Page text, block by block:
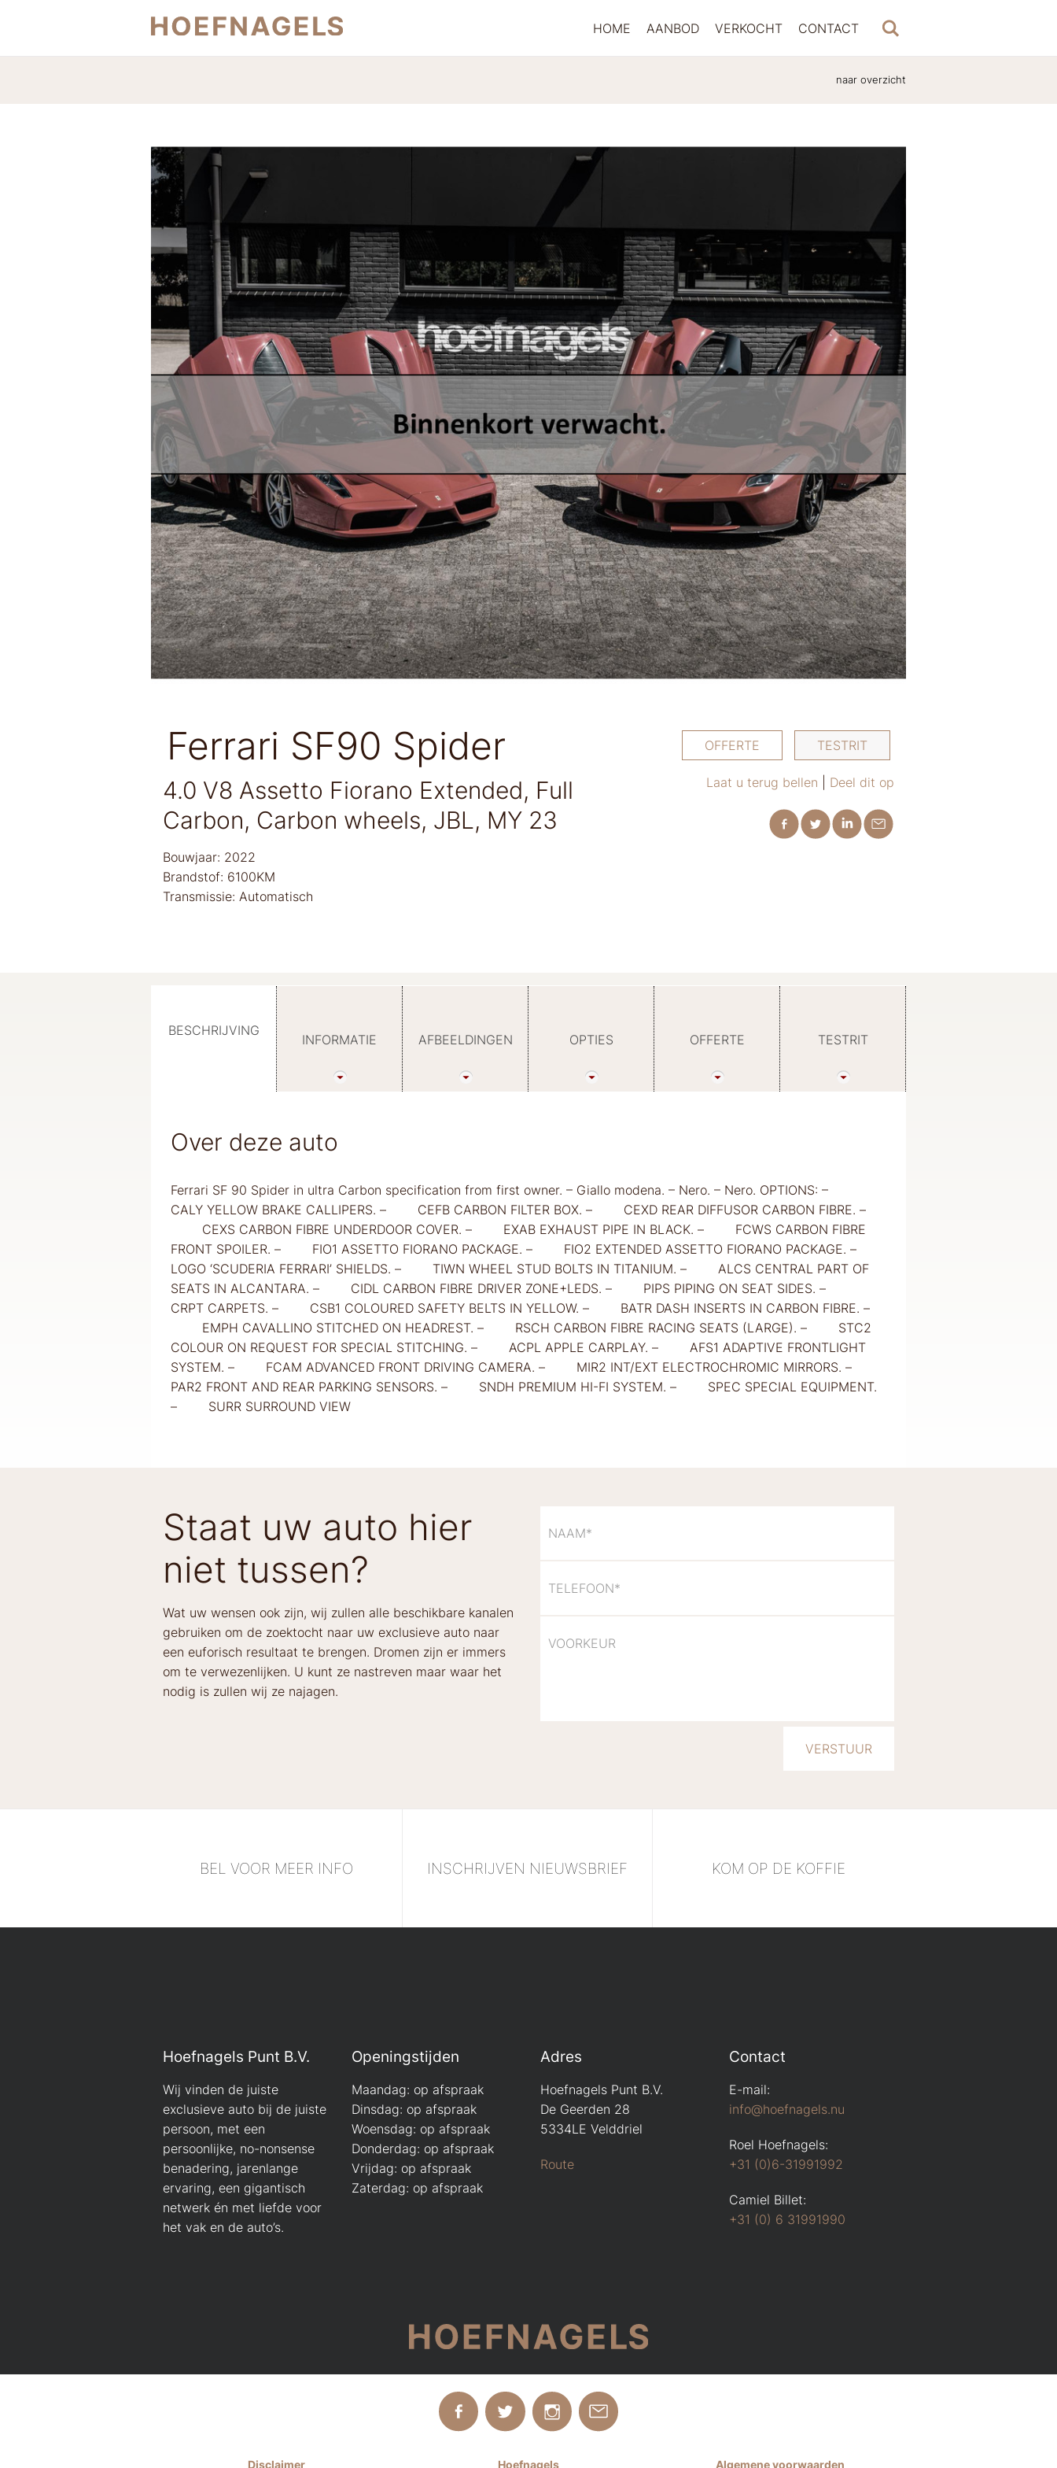
HOME AANBOD VERKOCHT CONTACT
naar overzicht
Ferrari SF90 Spider
4.0 V8 Assetto Fiorano Extended, Full
Carbon, Carbon wheels, JBL, MY 23
Bouwjaar: 2022
Brandstof: 6100KM
Transmissie: Automatisch
OFFERTE TESTRIT
Laat u terug bellen Deel dit op
BESCHRIJVING
INFORMATIE AFBEELDINGEN OPTIES OFFERTE TESTRIT
Over deze auto
Ferrari SF 90 Spider in ultra Carbon specification from first owner. – Giallo modena. – Nero. – Nero. OPTIONS: –
CALY YELLOW BRAKE CALLIPERS. – CEFB CARBON FILTER BOX. – CEXD REAR DIFFUSOR CARBON FIBRE. –
CEXS CARBON FIBRE UNDERDOOR COVER. – EXAB EXHAUST PIPE IN BLACK. – FCWS CARBON FIBRE
FRONT SPOILER. – FIO1 ASSETTO FIORANO PACKAGE. – FIO2 EXTENDED ASSETTO FIORANO PACKAGE. –
LOGO ‘SCUDERIA FERRARI’ SHIELDS. – TIWN WHEEL STUD BOLTS IN TITANIUM. – ALCS CENTRAL PART OF
SEATS IN ALCANTARA. – CIDL CARBON FIBRE DRIVER ZONE+LEDS. – PIPS PIPING ON SEAT SIDES. –
CRPT CARPETS. – CSB1 COLOURED SAFETY BELTS IN YELLOW. – BATR DASH INSERTS IN CARBON FIBRE. –
EMPH CAVALLINO STITCHED ON HEADREST. – RSCH CARBON FIBRE RACING SEATS (LARGE). – STC2
COLOUR ON REQUEST FOR SPECIAL STITCHING. – ACPL APPLE CARPLAY. – AFS1 ADAPTIVE FRONTLIGHT
SYSTEM. – FCAM ADVANCED FRONT DRIVING CAMERA. – MIR2 INT/EXT ELECTROCHROMIC MIRRORS. –
PAR2 FRONT AND REAR PARKING SENSORS. – SNDH PREMIUM HI-FI SYSTEM. – SPEC SPECIAL EQUIPMENT.
– SURR SURROUND VIEW
Staat uw auto hier
niet tussen?
Wat uw wensen ook zijn, wij zullen alle beschikbare kanalen
gebruiken om de zoektocht naar uw exclusieve auto naar
een euforisch resultaat te brengen. Dromen zijn er immers
om te verwezenlijken. U kunt ze nastreven maar waar het
nodig is zullen wij ze najagen.
BEL VOOR MEER INFO INSCHRIJVEN NIEUWSBRIEF KOM OP DE KOFFIE
Hoefnagels Punt B.V.
Wij vinden de juiste
exclusieve auto bij de juiste
persoon, met een
persoonlijke, no-nonsense
benadering, jarenlange
ervaring, een gigantisch
netwerk én met liefde voor
het vak en de auto’s.
Openingstijden
Maandag: op afspraak
Dinsdag: op afspraak
Woensdag: op afspraak
Donderdag: op afspraak
Vrijdag: op afspraak
Zaterdag: op afspraak
Adres
Hoefnagels Punt B.V.
De Geerden 28
5334LE Velddriel
Route
Contact
E-mail:
info@hoefnagels.nu
Roel Hoefnagels:
+31 (0)6-31991992
Camiel Billet:
+31 (0) 6 31991990
Disclaimer Hoefnagels Algemene voorwaarden